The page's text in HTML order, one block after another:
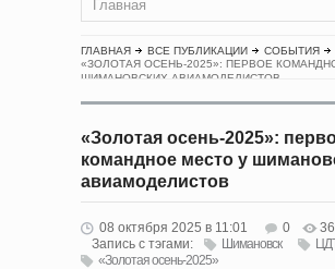
Главная
ГЛАВНАЯ ВСЕ ПУБЛИКАЦИИ
СОБЫТИЯ
«ЗОЛОТАЯ ОСЕНЬ-2025»: ПЕРВОЕ
ШИМАНОВСКИХ АВИАМОДЕЛИСТОВ
«Золотая осень-2025»:
командное место у
авиамоделистов
08 октября 2025 в 11:01 0
Запись с тэгами:
Шимановск
«Золотая осень-2025»